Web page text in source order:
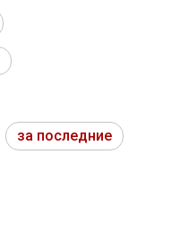
за последние